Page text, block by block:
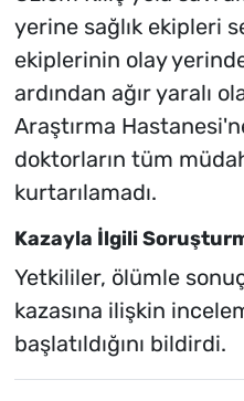
yerine sağlık ekipleri
ekiplerinin olay
ardından ağır yaralı
Araştırma
doktorların tüm
kurtarılamadı.
Kazayla İlgili
Yetkililer, ölümle
kazasına ilişkin
başlatıldığını bildirdi.